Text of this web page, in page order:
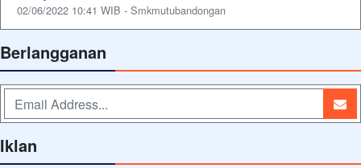
02/06/2022 10:41 WIB - Smkmutubandongan
Berlangganan
Iklan